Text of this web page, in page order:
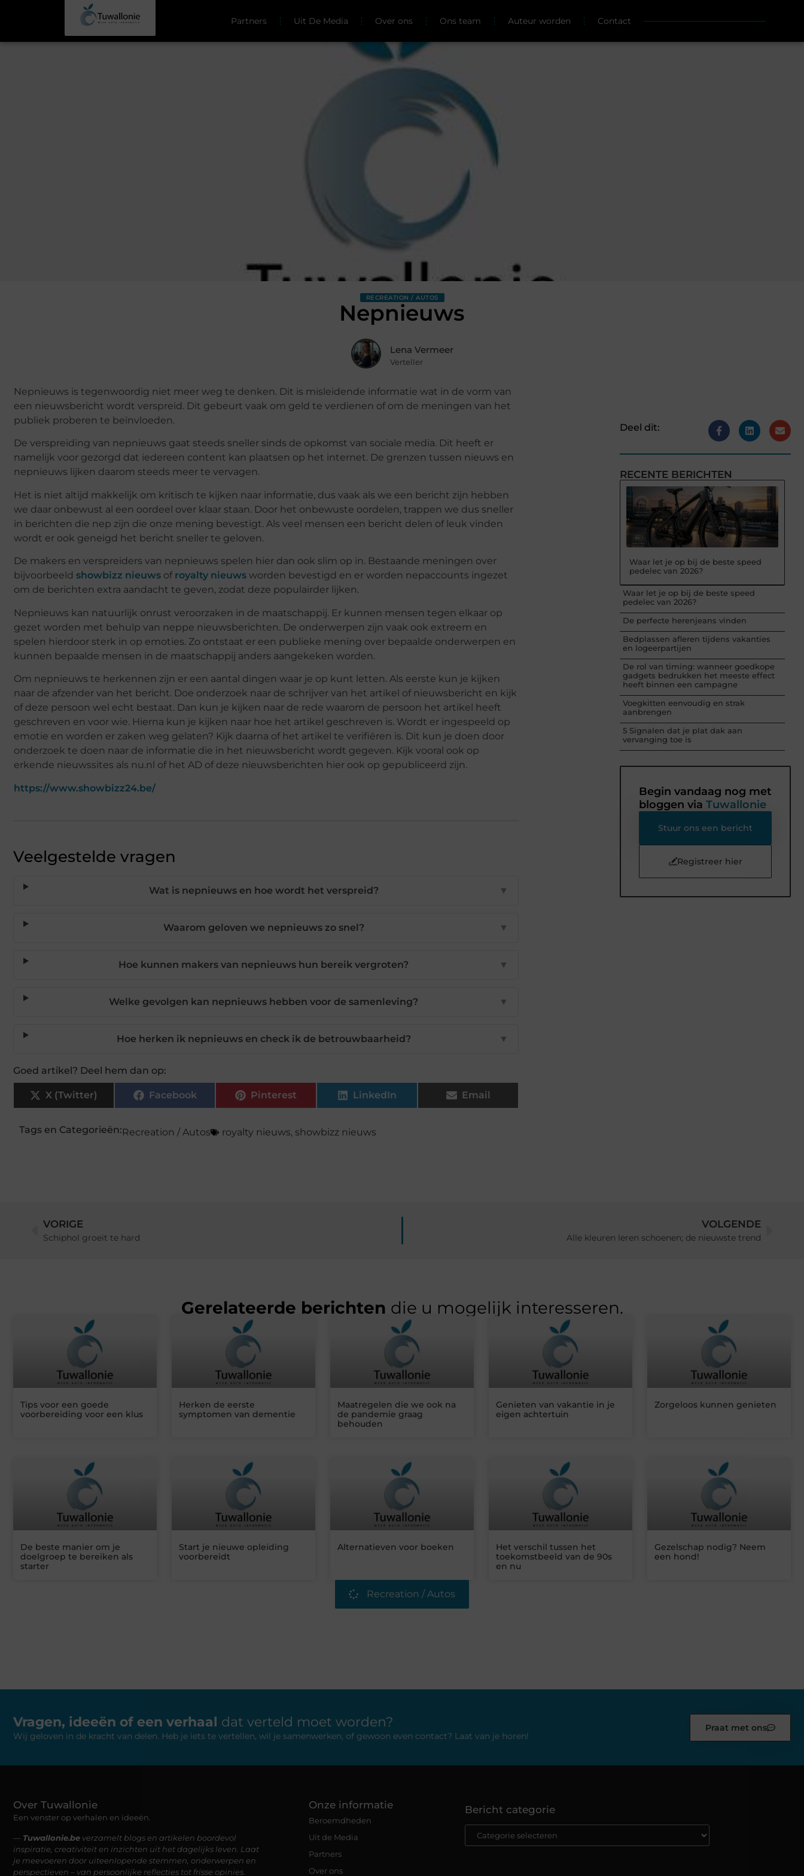
Partners Uit De Media Over ons Ons team Auteur worden Contact
RECREATION / AUTOS
Nepnieuws
Lena Vermeer
Verteller
Nepnieuws is tegenwoordig niet meer weg te denken. Dit is misleidende informatie wat in de vorm van
een nieuwsbericht wordt verspreid. Dit gebeurt vaak om geld te verdienen of om de meningen van het
publiek proberen te beïnvloeden.
De verspreiding van nepnieuws gaat steeds sneller sinds de opkomst van sociale media. Dit heeft er
namelijk voor gezorgd dat iedereen content kan plaatsen op het internet. De grenzen tussen nieuws en
nepnieuws lijken daarom steeds meer te vervagen.
Het is niet altijd makkelijk om kritisch te kijken naar informatie, dus vaak als we een bericht zijn hebben
we daar onbewust al een oordeel over klaar staan. Door het onbewuste oordelen, trappen we dus sneller
in berichten die nep zijn die onze mening bevestigt. Als veel mensen een bericht delen of leuk vinden
wordt er ook geneigd het bericht sneller te geloven.
De makers en verspreiders van nepnieuws spelen hier dan ook slim op in. Bestaande meningen over
bijvoorbeeld showbizz nieuws of royalty nieuws worden bevestigd en er worden nepaccounts ingezet
om de berichten extra aandacht te geven, zodat deze populairder lijken.
Nepnieuws kan natuurlijk onrust veroorzaken in de maatschappij. Er kunnen mensen tegen elkaar op
gezet worden met behulp van neppe nieuwsberichten. De onderwerpen zijn vaak ook extreem en
spelen hierdoor sterk in op emoties. Zo ontstaat er een publieke mening over bepaalde onderwerpen en
kunnen bepaalde mensen in de maatschappij anders aangekeken worden.
Om nepnieuws te herkennen zijn er een aantal dingen waar je op kunt letten. Als eerste kun je kijken
naar de afzender van het bericht. Doe onderzoek naar de schrijver van het artikel of nieuwsbericht en kijk
of deze persoon wel echt bestaat. Dan kun je kijken naar de rede waarom de persoon het artikel heeft
geschreven en voor wie. Hierna kun je kijken naar hoe het artikel geschreven is. Wordt er ingespeeld op
emotie en worden er zaken weg gelaten? Kijk daarna of het artikel te verifiëren is. Dit kun je doen door
onderzoek te doen naar de informatie die in het nieuwsbericht wordt gegeven. Kijk vooral ook op
erkende nieuwssites als nu.nl of het AD of deze nieuwsberichten hier ook op gepubliceerd zijn.
https://www.showbizz24.be/
Veelgestelde vragen
Wat is nepnieuws en hoe wordt het verspreid? ▼
Waarom geloven we nepnieuws zo snel? ▼
Hoe kunnen makers van nepnieuws hun bereik vergroten? ▼
Welke gevolgen kan nepnieuws hebben voor de samenleving? ▼
Hoe herken ik nepnieuws en check ik de betrouwbaarheid? ▼
Goed artikel? Deel hem dan op:
X (Twitter) Facebook Pinterest LinkedIn Email
Tags en Categorieën:Recreation / Autos royalty nieuws, showbizz nieuws
Deel dit:
RECENTE BERICHTEN
Waar let je op bij de beste speed
pedelec van 2026?
Waar let je op bij de beste speed
pedelec van 2026?
De perfecte herenjeans vinden
Bedplassen afleren tijdens vakanties
en logeerpartijen
De rol van timing: wanneer goedkope
gadgets bedrukken het meeste effect
heeft binnen een campagne
Voegkitten eenvoudig en strak
aanbrengen
5 Signalen dat je plat dak aan
vervanging toe is
Begin vandaag nog met
bloggen via Tuwallonie
Stuur ons een bericht
Registreer hier
VORIGE
Schiphol groeit te hard
VOLGENDE
Alle kleuren leren schoenen; de nieuwste trend
Gerelateerde berichten die u mogelijk interesseren.
Tips voor een goede
voorbereiding voor een klus
Herken de eerste
symptomen van dementie
Maatregelen die we ook na
de pandemie graag
behouden
Genieten van vakantie in je
eigen achtertuin
Zorgeloos kunnen genieten
De beste manier om je
doelgroep te bereiken als
starter
Start je nieuwe opleiding
voorbereidt
Alternatieven voor boeken
Het verschil tussen het
toekomstbeeld van de 90s
en nu
Gezelschap nodig? Neem
een hond!
Recreation / Autos
Vragen, ideeën of een verhaal dat verteld moet worden?
Wij geloven in de kracht van delen. Heb je iets te vertellen, wil je samenwerken, of gewoon even contact? Laat van je horen!
Praat met ons
Over Tuwallonie
Een venster op verhalen en ideeën.
— Tuwallonie.be verzamelt blogs en artikelen boordevol
inspiratie, creativiteit en inzichten uit het dagelijks leven. Laat
je meevoeren door uiteenlopende stemmen, onderwerpen en
perspectieven – van persoonlijke reflecties tot frisse opinies.
Onze informatie
Beroemdheden
Uit de Media
Partners
Over ons
Bericht categorie